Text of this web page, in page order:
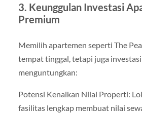
3. Keunggulan Investasi
Premium
Memilih apartemen seperti The
tempat tinggal, tetapi juga
menguntungkan:
Potensi Kenaikan Nilai Properti:
fasilitas lengkap membuat nilai